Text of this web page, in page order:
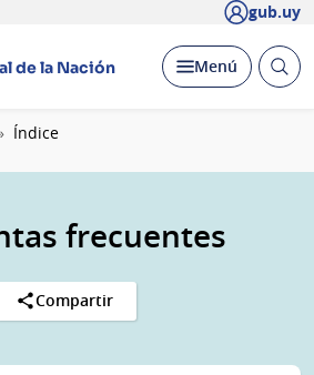
gub.uy
de la Nación Desplegar
Menú Abrir
Índice
frecuentes
Compartir